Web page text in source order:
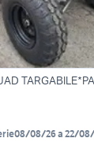
08/26 a 22/